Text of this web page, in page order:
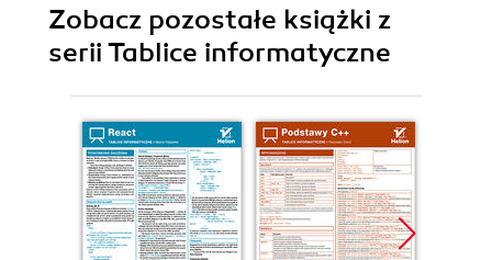
Zobacz pozostałe książki z
serii Tablice informatyczne